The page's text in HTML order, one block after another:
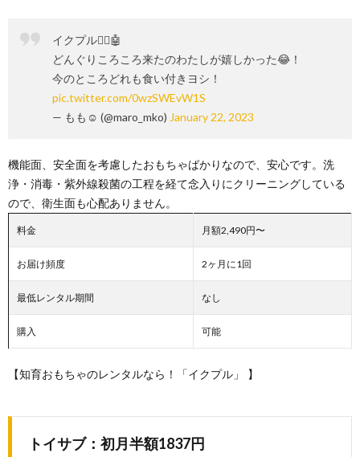
イクプル💁‍♀️🤖
どんぐりころころ来たのわたしが嬉しかった😂！
今のところどれも食い付きヨシ！
pic.twitter.com/0wzSWEvW1S
— もも︎︎︎☺︎ (@maro_mko) January 22, 2023
機能面、安全面を考慮したおもちゃばかりなので、安心です。洗
浄・消毒・紫外線殺菌の工程を経て念入りにクリーニングしている
ので、衛生面も心配ありません。
料金 月額2,490円〜
お届け頻度 2ヶ月に1回
最低レンタル期間 なし
購入 可能
【知育おもちゃのレンタルなら！「イクプル」 】
トイサブ：初月半額1837円